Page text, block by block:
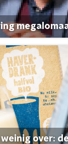
over: